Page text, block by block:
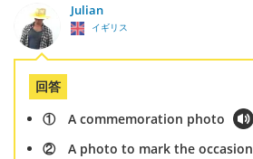
Julian
イギリス
回答
① A commemoration photo
② A photo to mark the occasion